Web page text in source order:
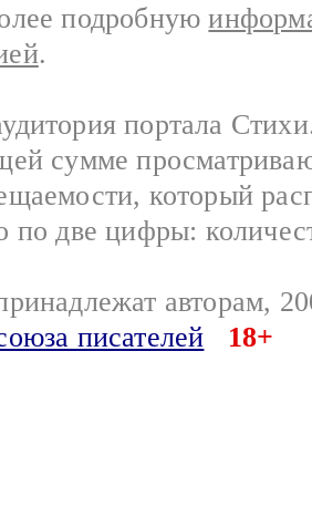
подробную
.
портала
сумме
который
по две цифры:
авторам,
писателей
18+